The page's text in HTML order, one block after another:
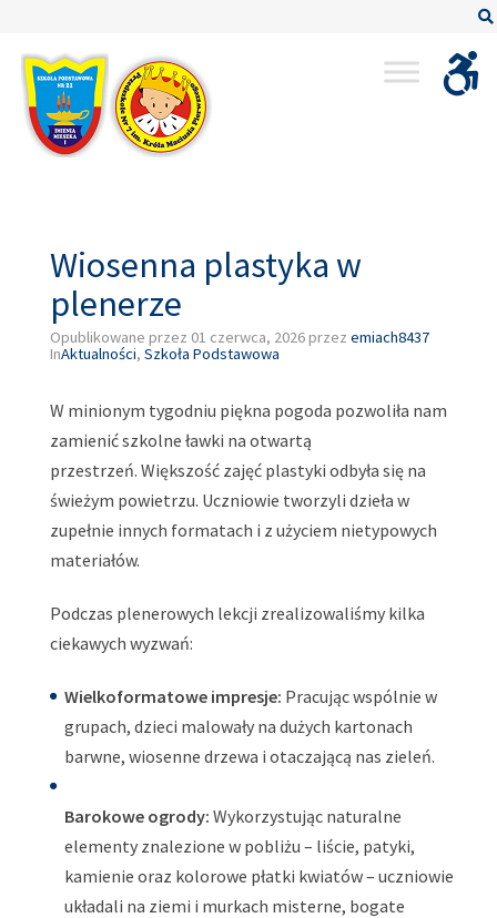
plastyka
plenerze
Wiosenna plastyka w
plenerze
Opublikowane przez 01 czerwca, 2026 przez emiach8437
InAktualności, Szkoła Podstawowa
W minionym tygodniu piękna pogoda pozwoliła nam
zamienić szkolne ławki na otwartą
przestrzeń. Większość zajęć plastyki odbyła się na
świeżym powietrzu. Uczniowie tworzyli dzieła w
zupełnie innych formatach i z użyciem nietypowych
materiałów.
Podczas plenerowych lekcji zrealizowaliśmy kilka
ciekawych wyzwań:
Wielkoformatowe impresje: Pracując wspólnie w
grupach, dzieci malowały na dużych kartonach
barwne, wiosenne drzewa i otaczającą nas zieleń.
Barokowe ogrody: Wykorzystując naturalne
elementy znalezione w pobliżu – liście, patyki,
kamienie oraz kolorowe płatki kwiatów – uczniowie
układali na ziemi i murkach misterne, bogate